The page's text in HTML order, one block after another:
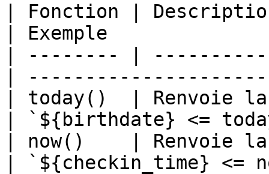
| Fonction |
| Exemple
| -------- |
|
| today()  | Renvoie
| `${birthdate} <=
| now()    | Renvoie
| `${checkin_time} <=